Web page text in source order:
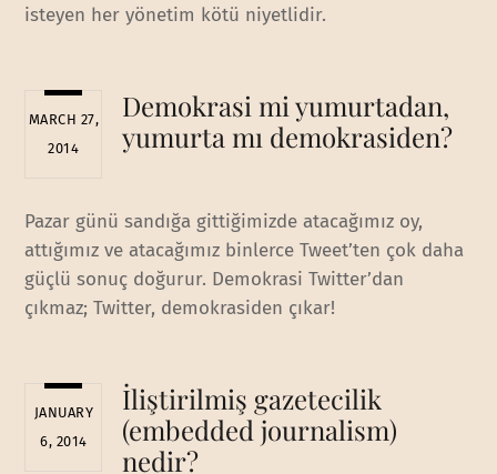
isteyen her yönetim kötü niyetlidir.
MARCH 27,
2014
Demokrasi mi yumurtadan,
yumurta mı demokrasiden?
Pazar günü sandığa gittiğimizde atacağımız oy,
attığımız ve atacağımız binlerce Tweet’ten çok daha
güçlü sonuç doğurur. Demokrasi Twitter’dan
çıkmaz; Twitter, demokrasiden çıkar!
JANUARY
6, 2014
İliştirilmiş gazetecilik
(embedded journalism)
nedir?